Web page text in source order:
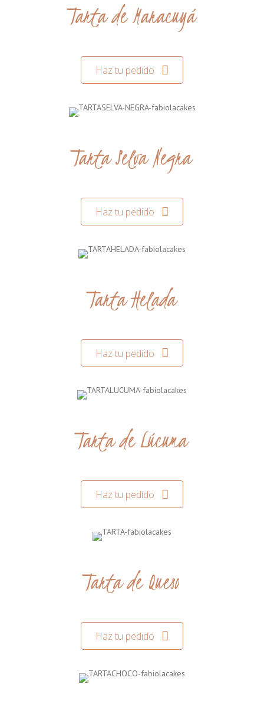
Tarta de Maracuyá
Haz tu pedido
Tarta Selva Negra
Haz tu pedido
Tarta Helada
Haz tu pedido
Tarta de Lúcuma
Haz tu pedido
Tarta de Queso
Haz tu pedido